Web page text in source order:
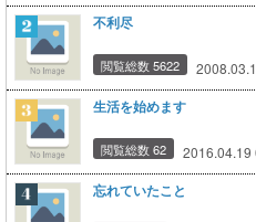
不利尽
閲覧総数 5622
生活を始めます
閲覧総数 62 2016.04.19
忘れていたこと